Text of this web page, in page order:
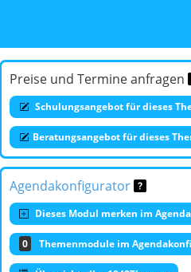
Preise und Termine anfragen
Schulungsangebot für dieses
Beratungsangebot für dieses
Agendakonfigurator
Dieses Modul merken im
0 Themenmodule im